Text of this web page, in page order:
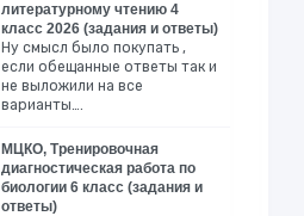
литературному чтению 4
класс 2026 (задания и ответы)
Ну смысл было покупать ,
если обещанные ответы так и
не выложили на все
варианты….
МЦКО, Тренировочная
диагностическая работа по
биологии 6 класс (задания и
ответы)